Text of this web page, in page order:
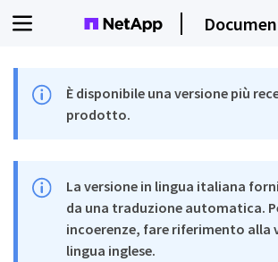
È disponibile una versione più
prodotto.
La versione in lingua italiana
da una traduzione automatica.
incoerenze, fare riferimento alla
lingua inglese.